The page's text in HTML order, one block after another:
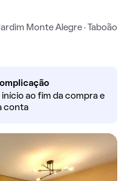
Monte Alegre · Taboão
ao fim da compra e
conta